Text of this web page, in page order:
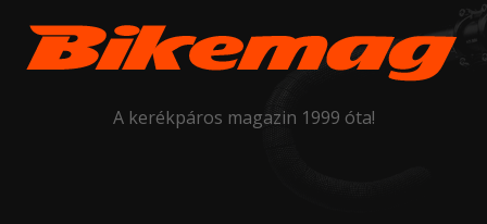
A kerékpáros magazin 1999 óta!